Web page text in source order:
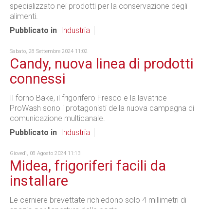
specializzato nei prodotti per la conservazione degli
alimenti.
Pubblicato in
Industria
Sabato, 28 Settembre 2024 11:02
Candy, nuova linea di prodotti
connessi
Il forno Bake, il frigorifero Fresco e la lavatrice
ProWash sono i protagonisti della nuova campagna di
comunicazione multicanale.
Pubblicato in
Industria
Giovedì, 08 Agosto 2024 11:13
Midea, frigoriferi facili da
installare
Le cerniere brevettate richiedono solo 4 millimetri di